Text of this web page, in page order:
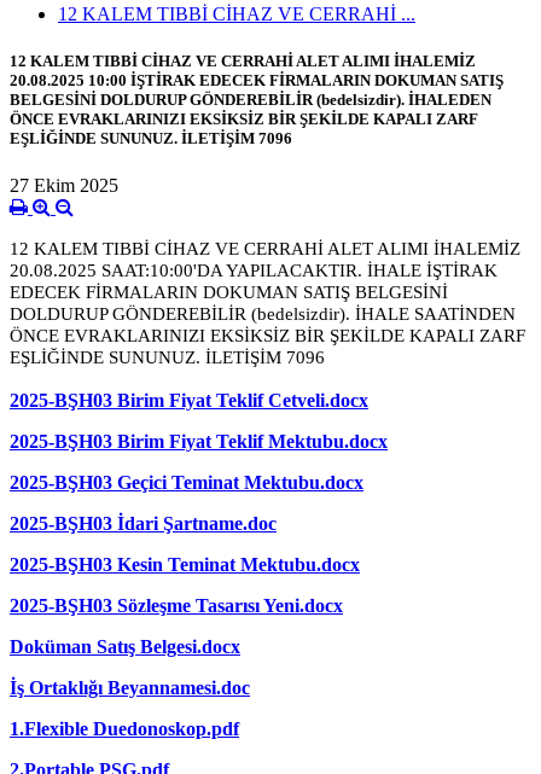
12 KALEM TIBBİ CİHAZ VE CERRAHİ ...
12 KALEM TIBBİ CİHAZ VE CERRAHİ ALET ALIMI İHALEMİZ
20.08.2025 10:00 İŞTİRAK EDECEK FİRMALARIN DOKUMAN SATIŞ
BELGESİNİ DOLDURUP GÖNDEREBİLİR (bedelsizdir). İHALEDEN
ÖNCE EVRAKLARINIZI EKSİKSİZ BİR ŞEKİLDE KAPALI ZARF
EŞLİĞİNDE SUNUNUZ. İLETİŞİM 7096
27 Ekim 2025
12 KALEM TIBBİ CİHAZ VE CERRAHİ ALET ALIMI İHALEMİZ
20.08.2025 SAAT:10:00'DA YAPILACAKTIR. İHALE İŞTİRAK
EDECEK FİRMALARIN DOKUMAN SATIŞ BELGESİNİ
DOLDURUP GÖNDEREBİLİR (bedelsizdir). İHALE SAATİNDEN
ÖNCE EVRAKLARINIZI EKSİKSİZ BİR ŞEKİLDE KAPALI ZARF
EŞLİĞİNDE SUNUNUZ. İLETİŞİM 7096
2025-BŞH03 Birim Fiyat Teklif Cetveli.docx
2025-BŞH03 Birim Fiyat Teklif Mektubu.docx
2025-BŞH03 Geçici Teminat Mektubu.docx
2025-BŞH03 İdari Şartname.doc
2025-BŞH03 Kesin Teminat Mektubu.docx
2025-BŞH03 Sözleşme Tasarısı Yeni.docx
Doküman Satış Belgesi.docx
İş Ortaklığı Beyannamesi.doc
1.Flexible Duedonoskop.pdf